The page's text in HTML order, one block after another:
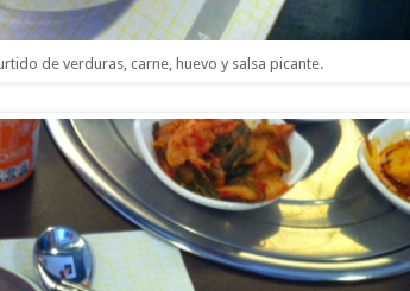
de verduras, carne, huevo y salsa picante.